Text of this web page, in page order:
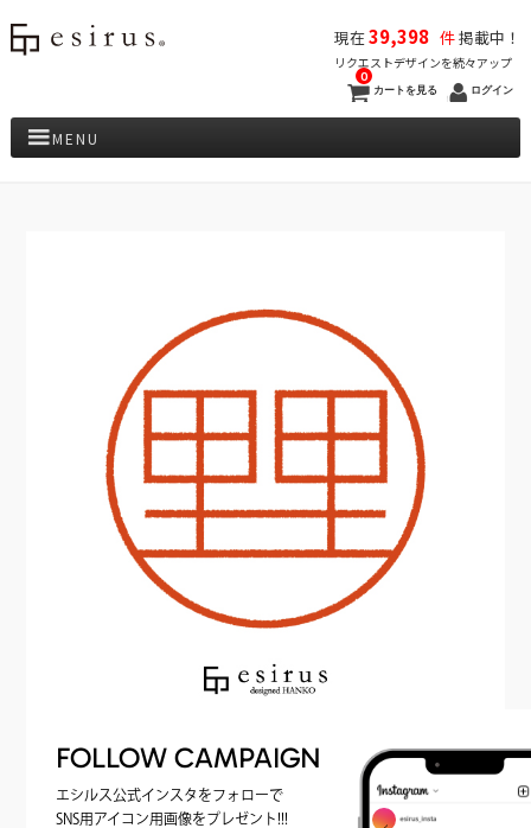
現在39,398 件掲載中！
リクエストデザインを続々アップ
カートを見る
0
ログイン
MENU
FOLLOW CAMPAIGN
エシルス公式インスタをフォローで
SNS用アイコン用画像をプレゼント!!!